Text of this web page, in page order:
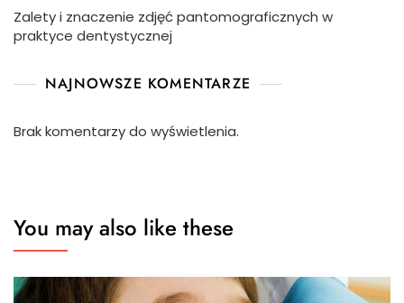
Zalety i znaczenie zdjęć pantomograficznych w
praktyce dentystycznej
NAJNOWSZE KOMENTARZE
Brak komentarzy do wyświetlenia.
You may also like these